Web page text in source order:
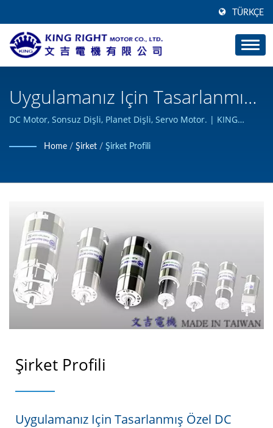
TÜRKÇE
Uygulamanız Için Tasarlanmış
Özel DC Motorlar./ Sessiz Dişli
Ve Solucan Dişli - Dişli Motor
DC Motor, Sonsuz Dişli, Planet Dişli, Servo Motor. | KING
üretebilir, ISO 9001 sertifikasını almıştır.
Home / Şirket / Şirket Profili
Şirket Profili
Uygulamanız Için Tasarlanmış Özel DC